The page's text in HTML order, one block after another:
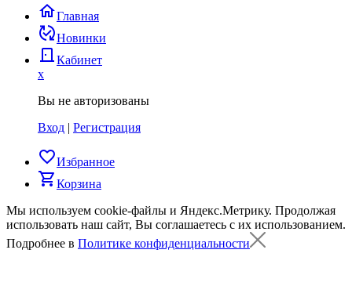
homeГлавная
published_with_changesНовинки
door_back Кабинет
x
Вы не авторизованы
Вход | Регистрация
favorite_borderИзбранное
shopping_cartКорзина
Мы используем cookie-файлы и Яндекс.Метрику. Продолжая
использовать наш сайт, Вы соглашаетесь с их использованием.
Подробнее в Политике конфиденциальности